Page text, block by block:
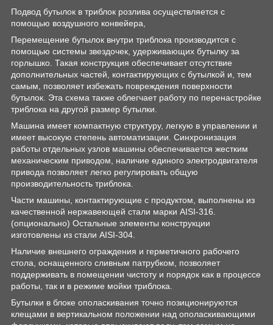
Подвод бутылок в триблок розлива осуществляется с
помощью воздушного конвейера,
Перемещение бутылок внутри триблока производится с
помощью системы звездочек, удерживающих бутылку за
горлышко. Такая конструкция обеспечивает отсутствие
дополнительных частей, контактирующих с бутылкой и, тем
самым, позволяет избежать повреждения поверхности
бутылок. Эта схема также облегчает работу по перенастройке
триблока на другой размер бутылки.
Машина имеет компактную структуру, легкую в управлении и
имеет высокую степень автоматизации. Синхронизация
работы отдельных узлов машины обеспечивается жестким
механическим приводом, наличие единого электродвигателя
привода позволяет легко регулировать общую
производительность триблока.
Части машины, контактирующие с продуктом, выполнены из
качественной нержавеющей стали марки AISI-316.
(опционально) Остальные элементы конструкции
изготовлены из стали AISI-304.
Наличие внешнего ограждения и герметичного рабочего
стола, оснащенного сливным патрубком, позволяет
поддерживать в помещении чистоту и порядок как в процессе
работы, так и в режиме мойки триблока.
Бутылки в блоке ополаскивания точно позиционируются
клещами в вертикальном положении над ополаскивающими